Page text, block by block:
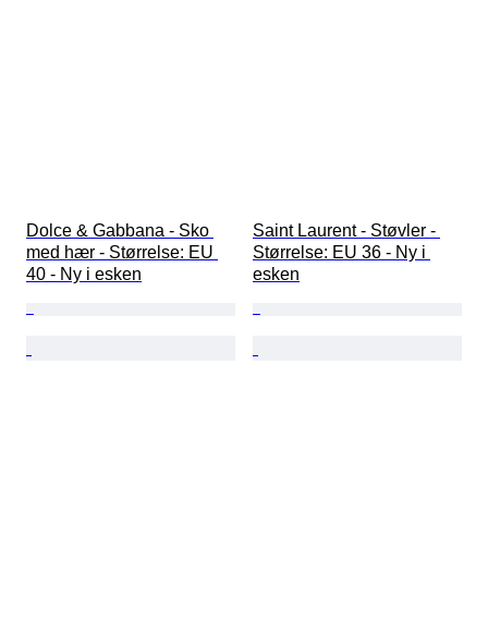
Dolce & Gabbana - Sko
med hær - Størrelse: EU
40 - Ny i esken
Saint Laurent - Støvler -
Størrelse: EU 36 - Ny i
esken